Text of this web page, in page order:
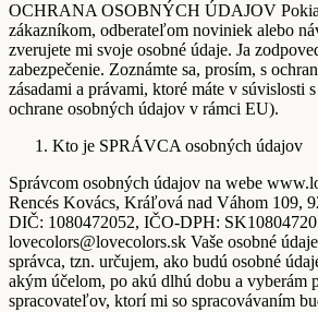
OCHRANA OSOBNÝCH ÚDAJOV
zákazníkom, odberateľom noviniek alebo
zverujete mi svoje osobné údaje. Ja
zabezpečenie. Zoznámte sa, prosím, s
zásadami a právami, ktoré máte v súvislosti
ochrane osobných údajov v rámci EU).
Kto je SPRÁVCA osobných údajov
Správcom osobných údajov na webe
Rencés Kovács, Kráľová nad Váhom 109,
DIČ: 1080472052, IČO-DPH:
lovecolors@lovecolors.sk Vaše osobné
správca, tzn. určujem, ako budú osobné
akým účelom, po akú dlhú dobu a vyberám
spracovateľov, ktorí mi so spracovávaním